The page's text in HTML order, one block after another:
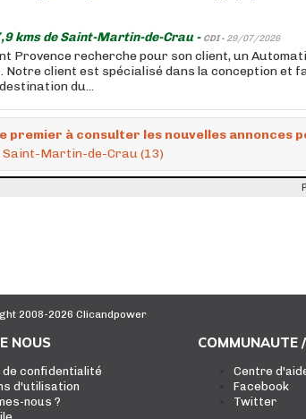
kms de Saint-Martin-de-Crau - CDI - 29/07/2026
Provence recherche pour son client, un
Notre client est spécialisé dans la conception et
du...
premier à consulter les nouvelles annonces
Saint-Martin-de-Crau (13)
2008-2026 Clicandpower
NOUS
de confidentialité
d'utilisation
nous ?
COMMUNAUTE
Centre
Facebook
Twitter